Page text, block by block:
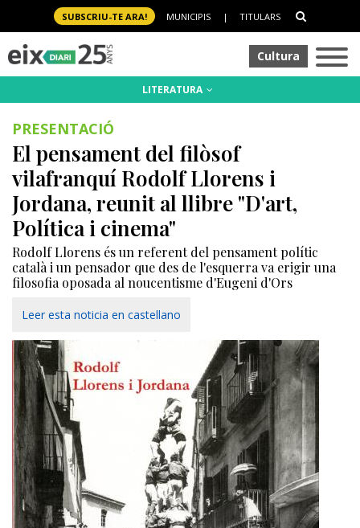
SUBSCRIU-TE ARA! MUNICIPIS | TITULARS
Cultura
LITERATURA
PRESENTACIÓ
El pensament del filòsof
vilafranquí Rodolf Llorens i
Jordana, reunit al llibre "D'art,
Política i cinema"
Rodolf Llorens és un referent del pensament polític
català i un pensador que des de l'esquerra va erigir una
filosofia oposada al noucentisme d'Eugeni d'Ors
Leer esta noticia en castellano